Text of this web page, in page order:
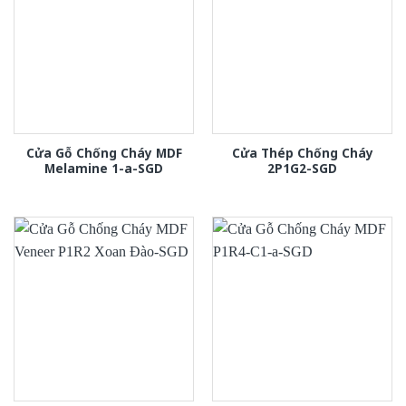
Cửa Gỗ Chống Cháy MDF
Melamine 1-a-SGD
Cửa Thép Chống Cháy
2P1G2-SGD